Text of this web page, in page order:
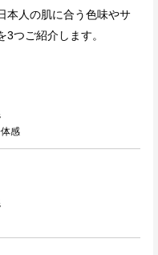
本人の肌に合う色味やサ
つご紹介します。
感